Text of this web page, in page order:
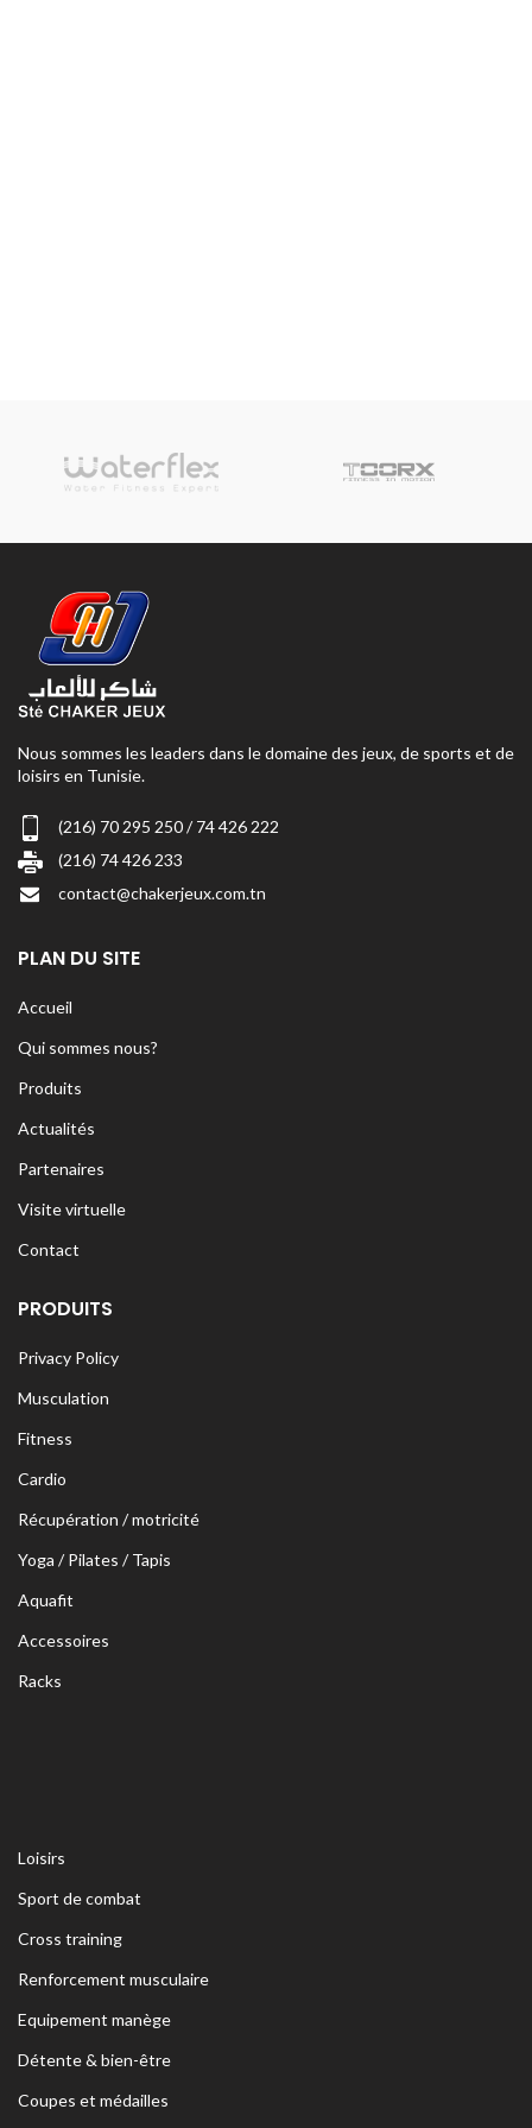
Nous sommes les leaders dans le domaine des jeux, de sports et de
loisirs en Tunisie.
(216) 70 295 250 / 74 426 222
(216) 74 426 233
contact@chakerjeux.com.tn
PLAN DU SITE
Accueil
Qui sommes nous?
Produits
Actualités
Partenaires
Visite virtuelle
Contact
PRODUITS
Privacy Policy
Musculation
Fitness
Cardio
Récupération / motricité
Yoga / Pilates / Tapis
Aquafit
Accessoires
Racks
Loisirs
Sport de combat
Cross training
Renforcement musculaire
Equipement manège
Détente & bien-être
Coupes et médailles